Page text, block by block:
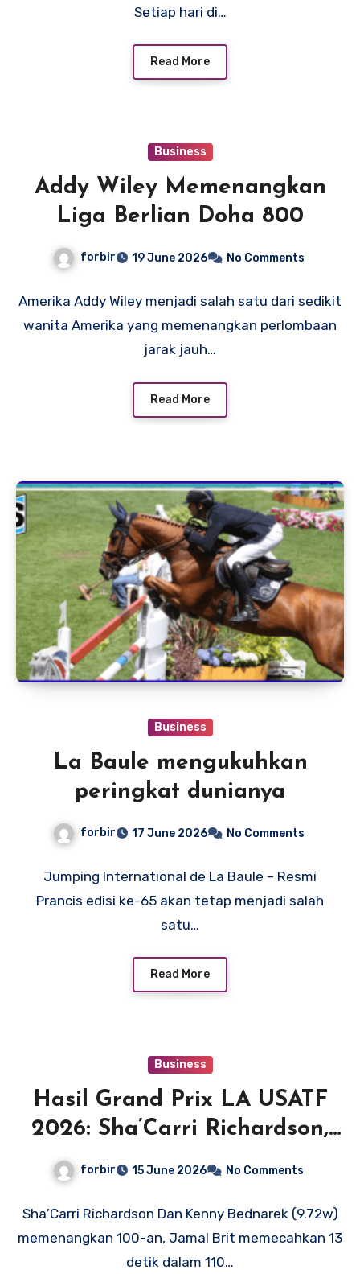
Setiap hari di…
Read More
Business
Addy Wiley Memenangkan
Liga Berlian Doha 800
forbir 19 June 2026 No Comments
Amerika Addy Wiley menjadi salah satu dari sedikit
wanita Amerika yang memenangkan perlombaan
jarak jauh…
Read More
Business
La Baule mengukuhkan
peringkat dunianya
forbir 17 June 2026 No Comments
Jumping International de La Baule – Resmi
Prancis edisi ke-65 akan tetap menjadi salah
satu…
Read More
Business
Hasil Grand Prix LA USATF
2026: Sha’Carri Richardson,
Kenny Bednarek menang;
Cole Hocker kembali
forbir 15 June 2026 No Comments
Sha’Carri Richardson Dan Kenny Bednarek (9.72w)
memenangkan 100-an, Jamal Brit memecahkan 13
detik dalam 110…